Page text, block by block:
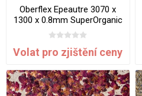
Oberflex Epeautre 3070 x
1300 x 0.8mm SuperOrganic
Volat pro zjištění ceny